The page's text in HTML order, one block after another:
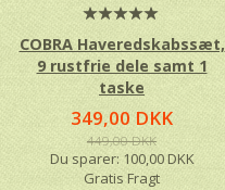
COBRA Haveredskabssæt,
9 rustfrie dele samt 1
taske
349,00 DKK
449,00 DKK
Du sparer: 100,00 DKK
Gratis Fragt